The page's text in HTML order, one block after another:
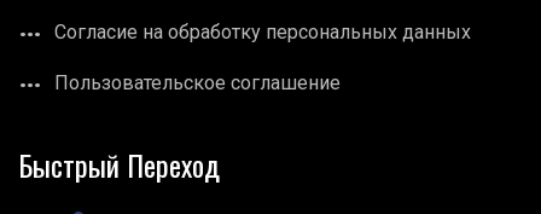
Согласие на обработку персональных данных
Пользовательское соглашение
Быстрый Переход